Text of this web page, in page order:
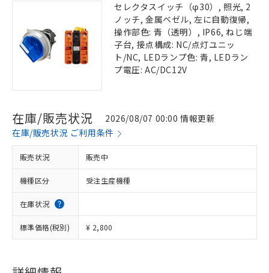
セレクタスイッチ（φ30）, 照光, 2
ノッチ, 金属ベゼル, 左に自動復帰,
操作部色: 青（透明）, IP66, ねじ端
子台, 接点構成: NC/点灯ユニッ
ト/NC, LEDランプ色: 青, LEDラン
プ電圧: AC/DC12V
在庫/販売状況
2026/08/07 00:00 情報更新
在庫/販売状況 ご利用条件
販売状況 販売中
機種区分 受注生産機種
在庫状況
標準価格(税別) ¥ 2,800